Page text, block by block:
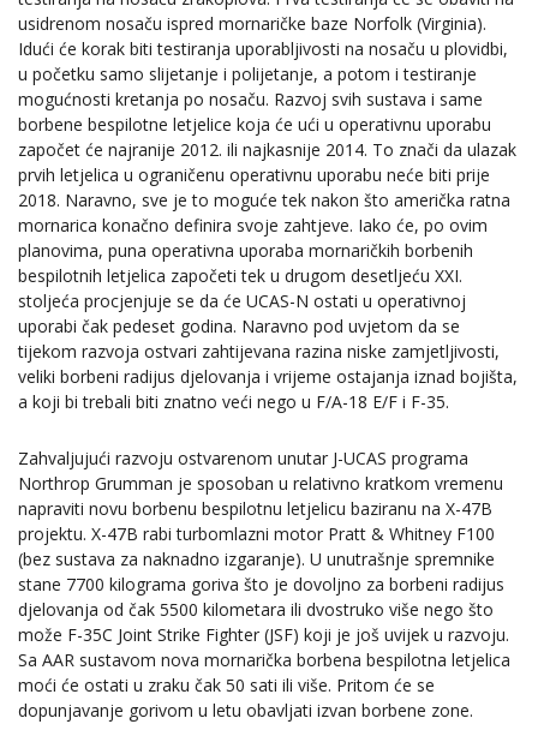
usidrenom nosaču ispred mornaričke baze Norfolk (Virginia).
Idući će korak biti testiranja uporabljivosti na nosaču u plovidbi,
u početku samo slijetanje i polijetanje, a potom i testiranje
mogućnosti kretanja po nosaču. Razvoj svih sustava i same
borbene bespilotne letjelice koja će ući u operativnu uporabu
započet će najranije 2012. ili najkasnije 2014. To znači da ulazak
prvih letjelica u ograničenu operativnu uporabu neće biti prije
2018. Naravno, sve je to moguće tek nakon što američka ratna
mornarica konačno definira svoje zahtjeve. Iako će, po ovim
planovima, puna operativna uporaba mornaričkih borbenih
bespilotnih letjelica započeti tek u drugom desetljeću XXI.
stoljeća procjenjuje se da će UCAS-N ostati u operativnoj
uporabi čak pedeset godina. Naravno pod uvjetom da se
tijekom razvoja ostvari zahtijevana razina niske zamjetljivosti,
veliki borbeni radijus djelovanja i vrijeme ostajanja iznad bojišta,
a koji bi trebali biti znatno veći nego u F/A-18 E/F i F-35.
Zahvaljujući razvoju ostvarenom unutar J-UCAS programa
Northrop Grumman je sposoban u relativno kratkom vremenu
napraviti novu borbenu bespilotnu letjelicu baziranu na X-47B
projektu. X-47B rabi turbomlazni motor Pratt & Whitney F100
(bez sustava za naknadno izgaranje). U unutrašnje spremnike
stane 7700 kilograma goriva što je dovoljno za borbeni radijus
djelovanja od čak 5500 kilometara ili dvostruko više nego što
može F-35C Joint Strike Fighter (JSF) koji je još uvijek u razvoju.
Sa AAR sustavom nova mornarička borbena bespilotna letjelica
moći će ostati u zraku čak 50 sati ili više. Pritom će se
dopunjavanje gorivom u letu obavljati izvan borbene zone.